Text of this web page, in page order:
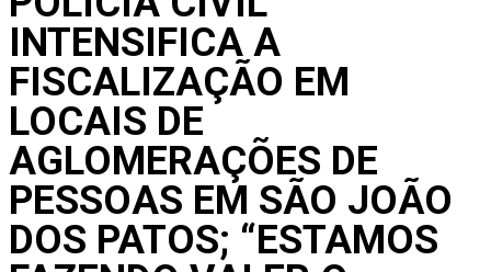
INTENSIFICA A
FISCALIZAÇÃO EM
LOCAIS DE
AGLOMERAÇÕES DE
PESSOAS EM SÃO JOÃO
DOS PATOS; “ESTAMOS